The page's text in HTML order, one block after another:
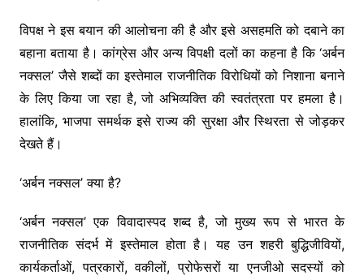
विपक्ष ने इस बयान की आलोचना की है और इसे असहमति को दबाने का
बहाना बताया है। कांग्रेस और अन्य विपक्षी दलों का कहना है कि ‘अर्बन
नक्सल’ जैसे शब्दों का इस्तेमाल राजनीतिक विरोधियों को निशाना बनाने
के लिए किया जा रहा है, जो अभिव्यक्ति की स्वतंत्रता पर हमला है।
हालांकि, भाजपा समर्थक इसे राज्य की सुरक्षा और स्थिरता से जोड़कर
देखते हैं।
‘अर्बन नक्सल’ क्या है?
‘अर्बन नक्सल’ एक विवादास्पद शब्द है, जो मुख्य रूप से भारत के
राजनीतिक संदर्भ में इस्तेमाल होता है। यह उन शहरी बुद्धिजीवियों,
कार्यकर्ताओं, पत्रकारों, वकीलों, प्रोफेसरों या एनजीओ सदस्यों को